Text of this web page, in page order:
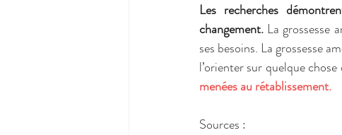
Les recherches
changement. La grossesse
ses besoins. La grossesse
l’orienter sur quelque
menées au rétablissement.
Sources :